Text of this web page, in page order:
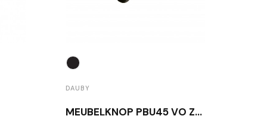
DAUBY
MEUBELKNOP PBU45 VO ZWART